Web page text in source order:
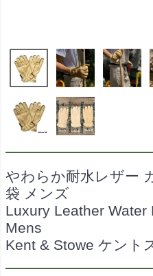
やわらか耐水レザー
袋 メンズ
Luxury Leather Water
Mens
Kent & Stowe ケント